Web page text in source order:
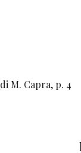
di M. Capra, p. 4